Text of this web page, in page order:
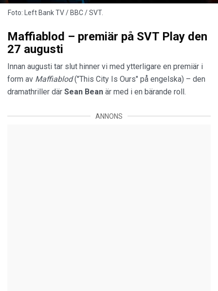
Foto: Left Bank TV / BBC / SVT.
Maffiablod – premiär på SVT Play den
27 augusti
Innan augusti tar slut hinner vi med ytterligare en premiär i
form av Maffiablod("This City Is Ours" på engelska) – den
dramathriller där Sean Bean är med i en bärande roll.
ANNONS